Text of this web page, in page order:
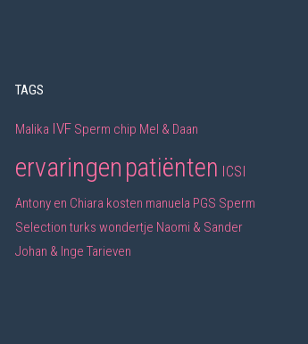
TAGS
Malika IVF Sperm chip Mel & Daan
ervaringen patiënten ICSI
Antony en Chiara kosten manuela PGS Sperm
Selection turks wondertje Naomi & Sander
Johan & Inge Tarieven